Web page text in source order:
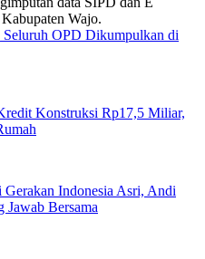
Seluruh OPD Dikumpulkan di
Konstruksi Rp17,5 Miliar,
Indonesia Asri, Andi
Jawab Bersama